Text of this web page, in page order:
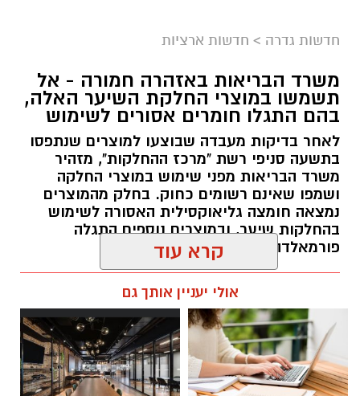
במסגרת התפקיד יידרש המועמד להוביל את תחום
מקצועי, לפתח תוכניות חינוכיות, ליצור אירועי תוכן
ופרויקטים ייחודיים ולעבוד מול קהלים מגוונים, תוך
חיבור בין עולם התרבות, החינוך והקהילה.
בין דרישות התפקיד:
תואר אקדמי המוכר על ידי המועצה להשכלה
גבוהה.
ניסיון בפיתוח הדרכה ועמידה מול קהל.
ניסיון ויכולת בניהול והובלת צוות.
יכולת לפיתוח והפקת פרויקטים מיוחדים
ואירועי תוכן.
חשיבה עצמאית ורב־תחומית.
יחסי אנוש מצוינים, יוזמה ויצירתיות.
חדשות גדרה > חדשות ארציות
משרד הבריאות באזהרה חמורה - אל
תשמשו במוצרי החלקת השיער האלה,
בהם התגלו חומרים אסורים לשימוש
לאחר בדיקות מעבדה שבוצעו למוצרים שנתפסו
בתשעה סניפי רשת "מרכז ההחלקות", מזהיר
משרד הבריאות מפני שימוש במוצרי החלקה
ושמפו שאינם רשומים כחוק. בחלק מהמוצרים
נמצאה חומצה גליאוקסילית האסורה לשימוש
בהחלקות שיער, ובמוצרים נוספים התגלה
פורמאלדהיד - חומר המוגדר כמסרטן
קרא עוד
אולי יעניין אותך גם